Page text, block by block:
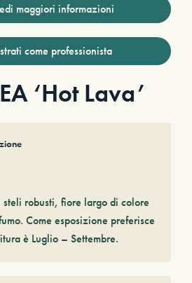
maggiori informazioni
come professionista
‘Hot Lava’
steli robusti, fiore largo di colore
Come esposizione preferisce
è Luglio – Settembre.